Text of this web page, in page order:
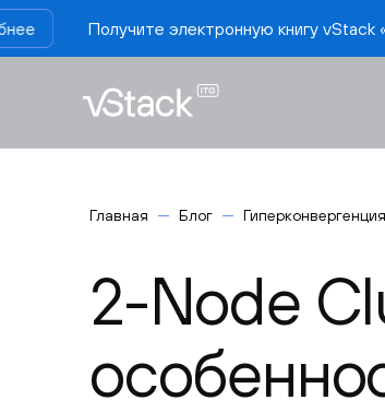
электронную книгу vStack
Главная Блог Гиперконвергенция
2-Node